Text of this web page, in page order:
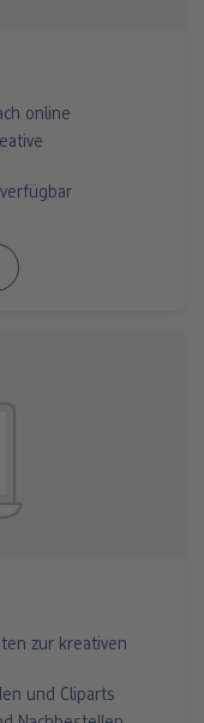
online
zur kreativen
und Cliparts